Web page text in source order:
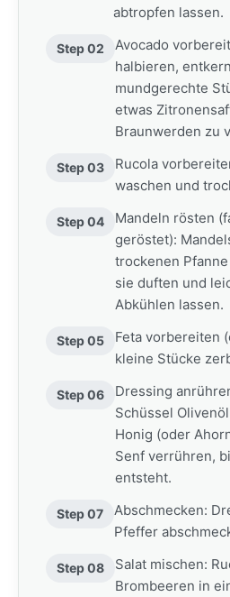
abtropfen lassen.
Step 02
Avocado
halbieren,
mundgerechte
etwas
Braunwerden zu
Step 03
Rucola
waschen und
Step 04
Mandeln rösten
geröstet):
trockenen
sie duften und
Abkühlen lassen.
Step 05
Feta vorbereiten
kleine Stücke
Step 06
Dressing
Schüssel
Honig (oder
Senf verrühren,
entsteht.
Step 07
Abschmecken:
Pfeffer
Step 08
Salat mischen:
Brombeeren in